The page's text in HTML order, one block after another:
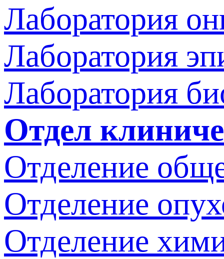
Лаборатория
Лаборатория
Лаборатория
Отдел
Отделение
Отделение
Отделение